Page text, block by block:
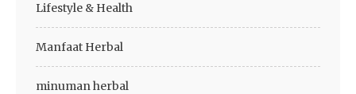
Lifestyle & Health
Manfaat Herbal
minuman herbal